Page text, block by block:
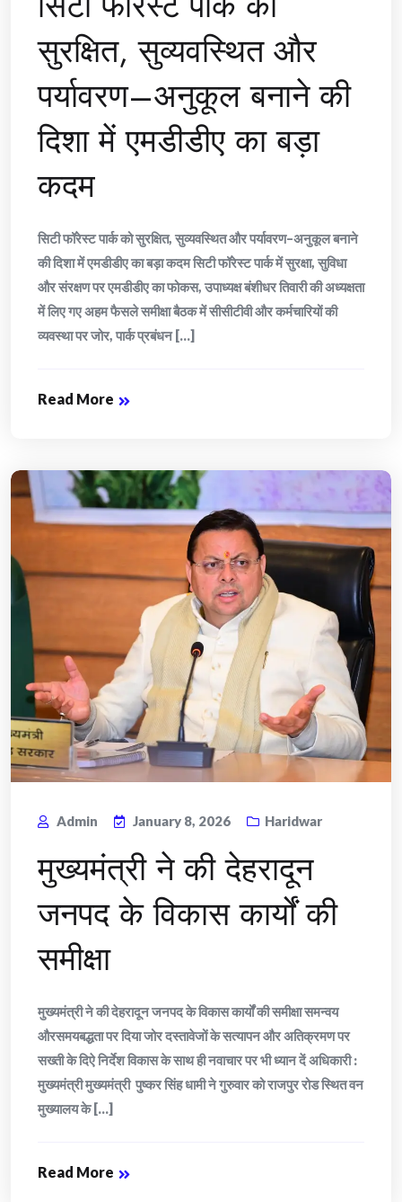
सुरक्षित, सुव्यवस्थित और
पर्यावरण–अनुकूल बनाने की
दिशा में एमडीडीए का बड़ा
कदम
सिटी फॉरेस्ट पार्क को सुरक्षित, सुव्यवस्थित और पर्यावरण–अनुकूल बनाने
की दिशा में एमडीडीए का बड़ा कदम सिटी फॉरेस्ट पार्क में सुरक्षा, सुविधा
और संरक्षण पर एमडीडीए का फोकस, उपाध्यक्ष बंशीधर तिवारी की अध्यक्षता
में लिए गए अहम फैसले समीक्षा बैठक में सीसीटीवी और कर्मचारियों की
व्यवस्था पर जोर, पार्क प्रबंधन [...]
Read More
Admin January 8, 2026 Haridwar
मुख्यमंत्री ने की देहरादून
जनपद के विकास कार्यों की
समीक्षा
मुख्यमंत्री ने की देहरादून जनपद के विकास कार्यों की समीक्षा समन्वय
औरसमयबद्धता पर दिया जोर दस्तावेजों के सत्यापन और अतिक्रमण पर
सख्ती के दिऐ निर्देश विकास के साथ ही नवाचार पर भी ध्यान दें अधिकारी :
मुख्यमंत्री मुख्यमंत्री पुष्कर सिंह धामी ने गुरुवार को राजपुर रोड स्थित वन
मुख्यालय के [...]
Read More